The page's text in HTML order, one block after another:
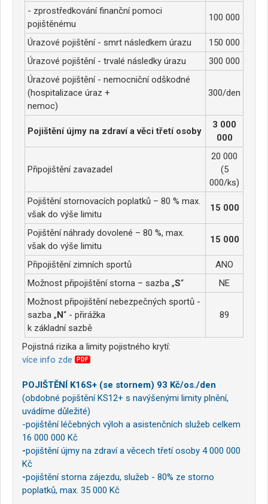
- zprostředkování finanční pomoci
pojištěnému
100 000
Úrazové pojištění - smrt následkem úrazu
150 000
Úrazové pojištění - trvalé následky úrazu
300 000
Úrazové pojištění - nemocniční odškodné
(hospitalizace úraz +
nemoc)
300/den
Pojištění újmy na zdraví a věci třetí osoby
3 000
000
Připojištění zavazadel
20 000
(5
000/ks)
Pojištění stornovacích poplatků – 80 % max.
však do výše limitu
15 000
Pojištění náhrady dovolené – 80 %, max.
však do výše limitu
15 000
Připojištění zimních sportů
ANO
Možnost připojištění storna – sazba „S“
NE
Možnost připojištění nebezpečných sportů -
sazba „N“ - přirážka
k základní sazbě
89
Pojistná rizika a limity pojistného krytí:
více info zde
PDF
POJIŠTĚNÍ K16S+ (se stornem) 93 Kč/os./den
(obdobné pojištění KS12+ s navýšenými limity plnění,
uvádíme důležité)
-pojištění léčebných výloh a asistenčních služeb celkem
16 000 000 Kč
-pojištění újmy na zdraví a věcech třetí osoby 4 000 000
Kč
-pojištění storna zájezdu, služeb - 80% ze storno
poplatků, max. 35 000 Kč